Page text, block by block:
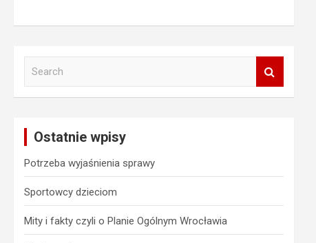
Ostatnie wpisy
Potrzeba wyjaśnienia sprawy
Sportowcy dzieciom
Mity i fakty czyli o Planie Ogólnym Wrocławia